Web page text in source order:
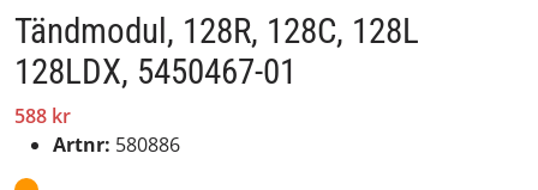
Tändmodul, 128R, 128C, 128L
128LDX, 5450467-01
588 kr
Artnr: 580886